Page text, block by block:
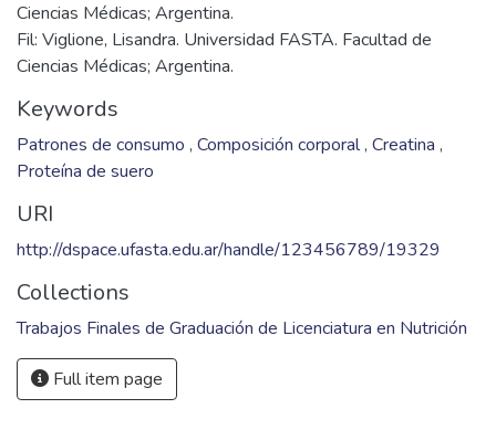
Ciencias Médicas; Argentina.
Fil: Viglione, Lisandra. Universidad FASTA. Facultad de
Ciencias Médicas; Argentina.
Keywords
Patrones de consumo , Composición corporal, Creatina ,
Proteína de suero
URI
http://dspace.ufasta.edu.ar/handle/123456789/19329
Collections
Trabajos Finales de Graduación de Licenciatura en Nutrición
Full item page